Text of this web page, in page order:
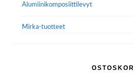
Alumiini­komposiitti­levyt
Mirka-tuotteet
OSTOSKORI